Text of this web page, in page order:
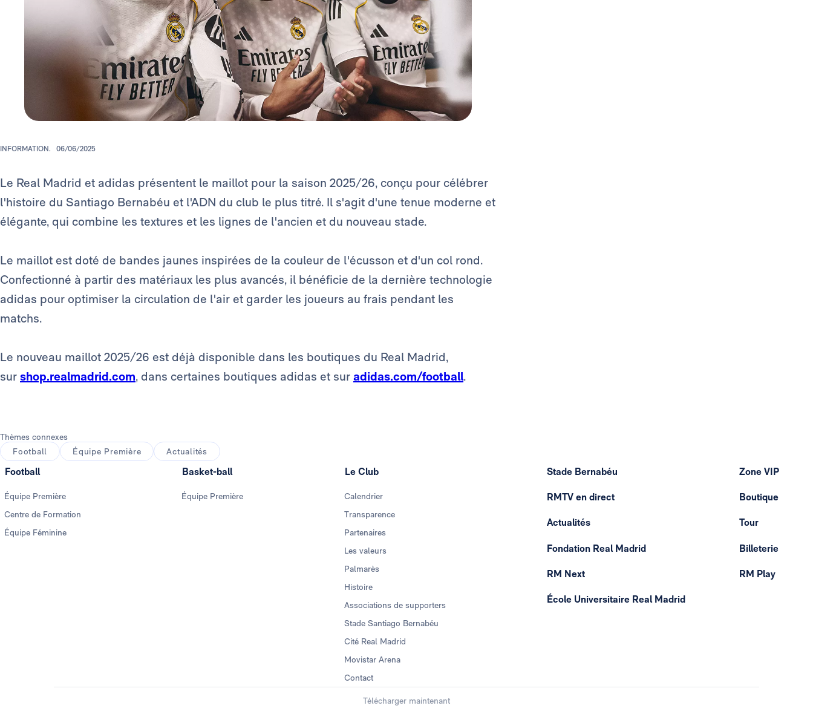
INFORMATION. 06/06/2025
Le Real Madrid et adidas présentent le maillot pour la saison 2025/26, conçu pour célébrer
l'histoire du Santiago Bernabéu et l'ADN du club le plus titré. Il s'agit d'une tenue moderne et
élégante, qui combine les textures et les lignes de l'ancien et du nouveau stade.
Le maillot est doté de bandes jaunes inspirées de la couleur de l'écusson et d'un col rond.
Confectionné à partir des matériaux les plus avancés, il bénéficie de la dernière technologie
adidas pour optimiser la circulation de l'air et garder les joueurs au frais pendant les
matchs.
Le nouveau maillot 2025/26 est déjà disponible dans les boutiques du Real Madrid,
sur shop.realmadrid.com, dans certaines boutiques adidas et sur adidas.com/football.
Thèmes connexes
Football
Équipe Première Actualités
Football
Équipe Première
Centre de Formation
Équipe Féminine
Basket-ball
Équipe Première
Le Club
Calendrier
Transparence
Partenaires
Les valeurs
Palmarès
Histoire
Associations de supporters
Stade Santiago Bernabéu
Cité Real Madrid
Movistar Arena
Contact
Stade Bernabéu
RMTV en direct
Actualités
Fondation Real Madrid
RM Next
École Universitaire Real Madrid
Zone VIP
Boutique
Tour
Billeterie
RM Play
Télécharger maintenant